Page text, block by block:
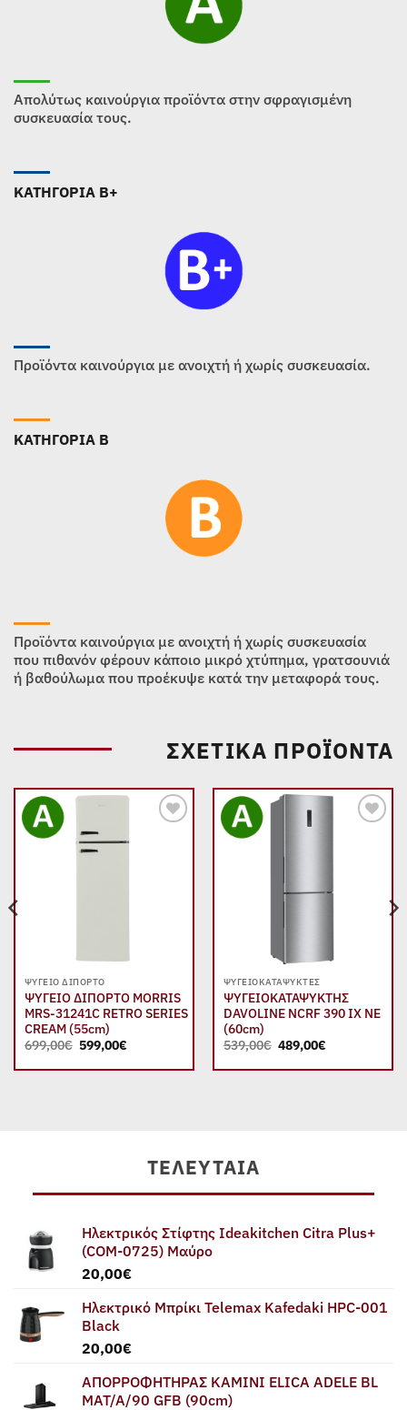
Απολύτως καινούργια προϊόντα στην σφραγισμένη
συσκευασία τους.
ΚΑΤΗΓΟΡΙΑ B+
Προϊόντα καινούργια με ανοιχτή ή χωρίς συσκευασία.
ΚΑΤΗΓΟΡΙΑ B
Προϊόντα καινούργια με ανοιχτή ή χωρίς συσκευασία
που πιθανόν φέρουν κάποιο μικρό χτύπημα, γρατσουνιά
ή βαθούλωμα που προέκυψε κατά την μεταφορά τους.
ΣΧΕΤΙΚΆ ΠΡΟΪΌΝΤΑ
ΨΥΓΕΊΟ ΔΊΠΟΡΤΟ
ΨΥΓΕΙΟ ΔΙΠΟΡΤΟ MORRIS
MRS-31241C RETRO SERIES
CREAM (55cm)
699,00€ Original
price
was:
599,00€Η
τιμή
ΨΥΓΕΙΟΚΑΤΑΨΎΚΤΕΣ
ΨΥΓΕΙΟΚΑΤΑΨΥΚΤΗΣ
DAVOLINE NCRF 390 IX NE
(60cm)
539,00€ Original
price
was:
489,00€Η
τιμή
ΤΕΛΕΥΤΑΊΑ
Ηλεκτρικός Στίφτης Ideakitchen Citra Plus+
(COM-0725) Μαύρο
20,00€
Ηλεκτρικό Μπρίκι Telemax Kafedaki HPC-001
Black
20,00€
ΑΠΟΡΡΟΦΗΤΗΡΑΣ ΚΑΜΙΝΙ ELICA ADELE BL
MAT/A/90 GFB (90cm)